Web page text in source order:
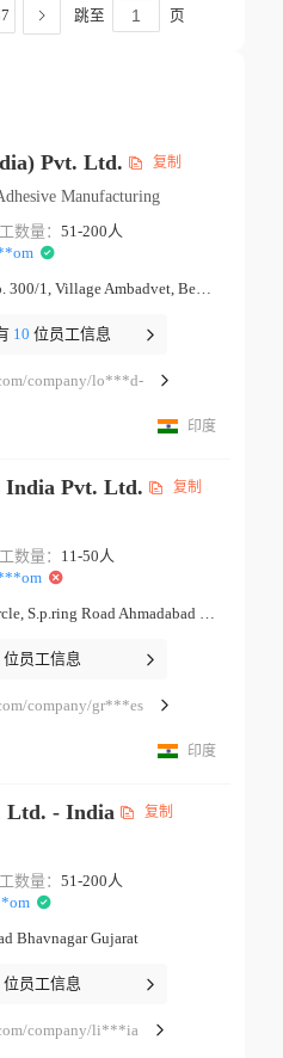
跳至 页
Pvt. Ltd. 复制
Manufacturing
数量： 51-200人
Survey No. 300/1, Village Ambadvet, Behind Datta Temple Pune Maharashtra
10 位员工信息
company/lo***d-
印度
India Pvt. Ltd. 复制
数量： 11-50人
Odhav Circle, S.p.ring Road Ahmadabad Gujarat
位员工信息
company/gr***es
印度
Ltd. - India 复制
数量： 51-200人
Bhavnagar Gujarat
位员工信息
company/li***ia